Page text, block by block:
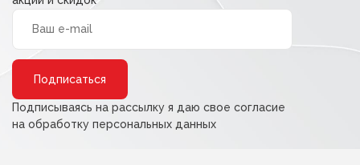
Подписываясь на рассылку я даю свое согласие
на обработку персональных данных